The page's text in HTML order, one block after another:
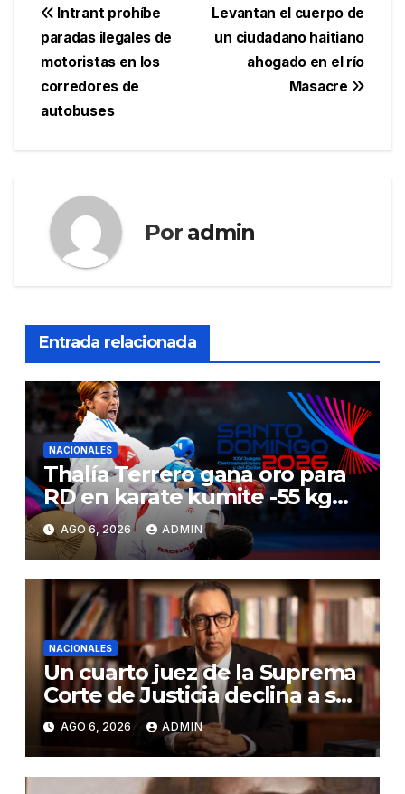
Navegación
de
entradas
Levantan el cuerpo de
un ciudadano haitiano
ahogado en el río
Masacre
Intrant prohíbe
paradas ilegales de
motoristas en los
corredores de
autobuses
Por admin
Entrada relacionada
NACIONALES
Thalía Terrero gana oro para
RD en karate kumite -55 kg
en Santo Domingo 2026
AGO 6, 2026 ADMIN
NACIONALES
Un cuarto juez de la Suprema
Corte de Justicia declina a ser
evaluado por el CNM
AGO 6, 2026 ADMIN